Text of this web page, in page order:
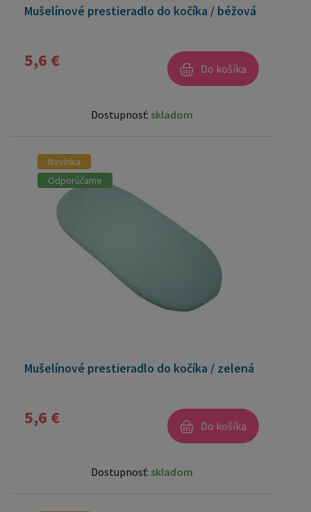
Mušelínové prestieradlo do kočíka / béžová
5,6 € Do košíka
Dostupnosť: skladom
Novinka
Odporúčame
Mušelínové prestieradlo do kočíka / zelená
5,6 € Do košíka
Dostupnosť: skladom